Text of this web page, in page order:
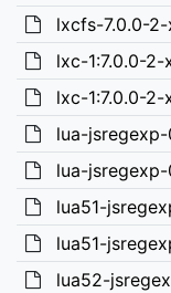
lxcfs-7.0.0-
lxc-1:7.0.0-2-
lxc-1:7.0.0-2-
lua-
lua-
lua51-
lua51-
lua52-